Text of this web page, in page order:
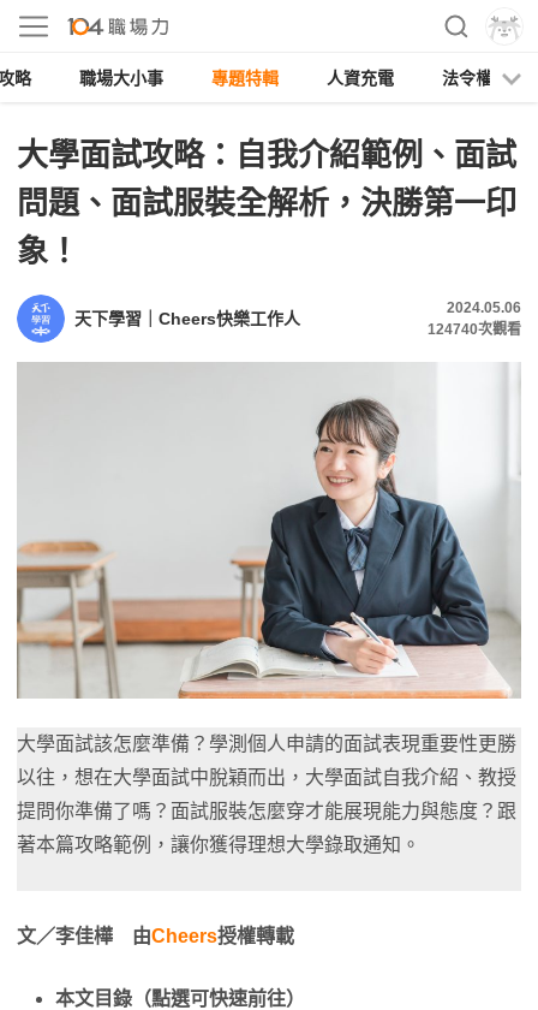
略 職場大小事 專題特輯 人資充電 法令權益
大學面試攻略：自我介紹範例、面試
問題、面試服裝全解析，決勝第一印
象！
天下學習｜Cheers快樂工作人
2024.05.06
124740次觀看
大學面試該怎麼準備？學測個人申請的面試表現重要性更勝
以往，想在大學面試中脫穎而出，大學面試自我介紹、教授
提問你準備了嗎？面試服裝怎麼穿才能展現能力與態度？跟
著本篇攻略範例，讓你獲得理想大學錄取通知。
文／李佳樺 由Cheers授權轉載
本文目錄（點選可快速前往）